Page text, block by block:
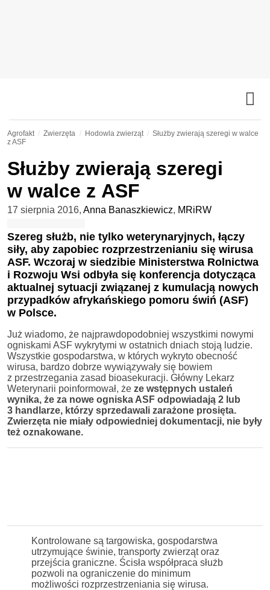
Agrofakt Zwierzęta Hodowla zwierząt
Służby zwierają szeregi w walce
z ASF
Służby zwierają szeregi
w walce z ASF
17 sierpnia 2016, Anna Banaszkiewicz, MRiRW
Szereg służb, nie tylko weterynaryjnych, łączy
siły, aby zapobiec rozprzestrzenianiu się wirusa
ASF. Wczoraj w siedzibie Ministerstwa Rolnictwa
i Rozwoju Wsi odbyła się konferencja dotycząca
aktualnej sytuacji związanej z kumulacją nowych
przypadków afrykańskiego pomoru świń (ASF)
w Polsce.
Już wiadomo, że najprawdopodobniej wszystkimi nowymi
ogniskami ASF wykrytymi w ostatnich dniach stoją ludzie.
Wszystkie gospodarstwa, w których wykryto obecność
wirusa, bardzo dobrze wywiązywały się bowiem
z przestrzegania zasad bioasekuracji. Główny Lekarz
Weterynarii poinformował, że ze wstępnych ustaleń
wynika, że za nowe ogniska ASF odpowiadają 2 lub
3 handlarze, którzy sprzedawali zarażone prosięta.
Zwierzęta nie miały odpowiedniej dokumentacji, nie były
też oznakowane.
Kontrolowane są targowiska, gospodarstwa
utrzymujące świnie, transporty zwierząt oraz
przejścia graniczne. Ścisła współpraca służb
pozwoli na ograniczenie do minimum
możliwości rozprzestrzeniania się wirusa.